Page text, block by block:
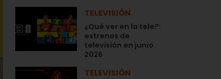
TELEVISIÓN
¿Qué ver en la tele?:
estrenos de
televisión en junio
2026
TELEVISIÓN